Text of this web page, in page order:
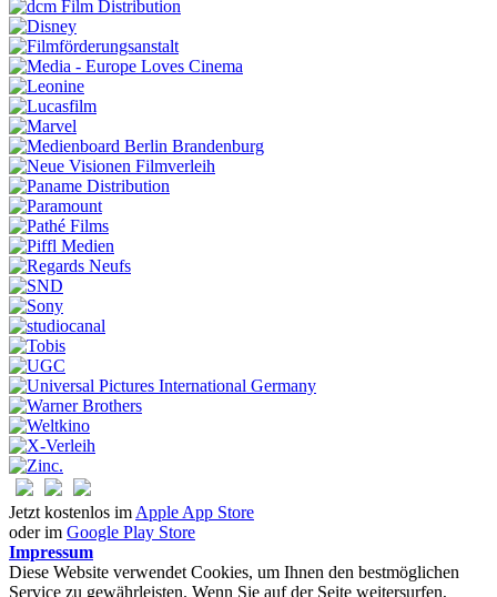
Jetzt kostenlos im Apple App Store
oder im Google Play Store
Impressum
Diese Website verwendet Cookies, um Ihnen den bestmöglichen
Service zu gewährleisten. Wenn Sie auf der Seite weitersurfen,